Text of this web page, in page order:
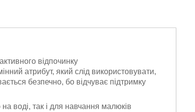
відпочинку
атрибут, який слід використовувати,
безпечно, бо відчуває підтримку
воді, так і для навчання малюків